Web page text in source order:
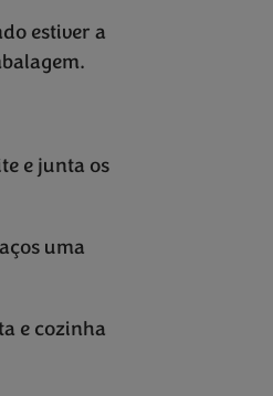
estiver a
e junta os
uma
e cozinha